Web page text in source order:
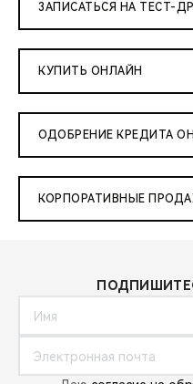
ЗАПИСАТЬСЯ НА ТЕСТ-
КУПИТЬ ОНЛАЙН
ОДОБРЕНИЕ КРЕДИТА
КОРПОРАТИВНЫЕ